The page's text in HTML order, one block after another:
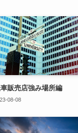
販売店強み場所編
08-08